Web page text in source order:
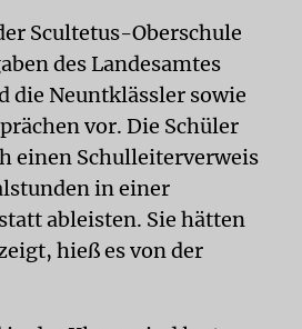
Scultetus-Oberschule
des Landesamtes
die Neuntklässler sowie
vor. Die Schüler
einen Schulleiterverweis
in einer
ableisten. Sie hätten
hieß es von der